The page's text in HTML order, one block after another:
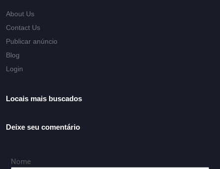
About Us
Contact Us
Publicar anúncio
Blog
Login
Locais mais buscados
Deixe seu comentário
Nome